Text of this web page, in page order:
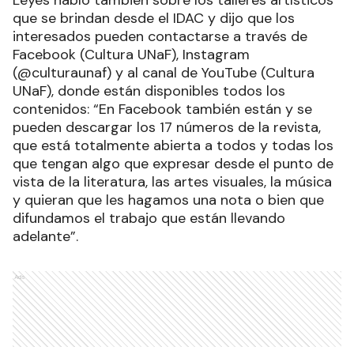
que se brindan desde el IDAC y dijo que los
interesados pueden contactarse a través de
Facebook (Cultura UNaF), Instagram
(@culturaunaf) y al canal de YouTube (Cultura
UNaF), donde están disponibles todos los
contenidos: “En Facebook también están y se
pueden descargar los 17 números de la revista,
que está totalmente abierta a todos y todas los
que tengan algo que expresar desde el punto de
vista de la literatura, las artes visuales, la música
y quieran que les hagamos una nota o bien que
difundamos el trabajo que están llevando
adelante”.
Ads